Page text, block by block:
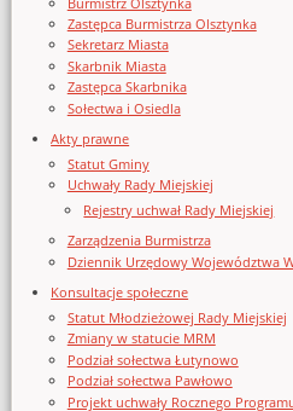
Zastępca Burmistrza Olsztynka
Sekretarz Miasta
Skarbnik Miasta
Zastępca Skarbnika
Sołectwa i Osiedla
Akty prawne
Statut Gminy
Uchwały Rady Miejskiej
Rejestry uchwał Rady Miejskiej
Zarządzenia Burmistrza
Dziennik Urzędowy Województwa
Konsultacje społeczne
Statut Młodzieżowej Rady Miejskiej
Zmiany w statucie MRM
Podział sołectwa Łutynowo
Podział sołectwa Pawłowo
Projekt uchwały Rocznego